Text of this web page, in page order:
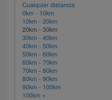
Cualquier distancia
0km - 10km
10km - 20km
20km - 30km
30km - 40km
40km - 50km
50km - 60km
60km - 70km
70km - 80km
80km - 90km
90km - 100km
100km +